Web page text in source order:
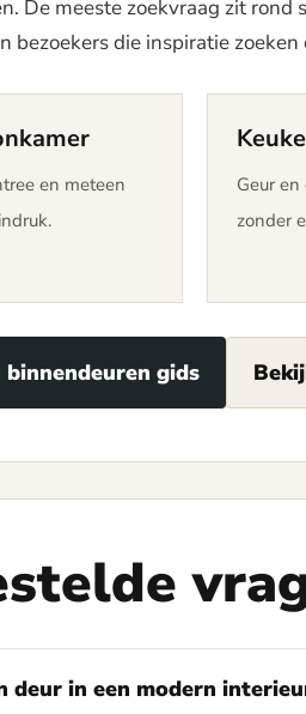
De meeste zoekvraag zit
bezoekers die inspiratie
en meteen
Geur
zonder
binnendeuren gids
deur in een modern